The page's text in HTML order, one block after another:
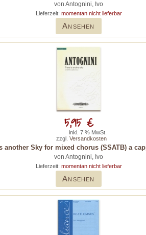
von Antognini, Ivo
Lieferzeit: momentan nicht lieferbar
Ansehen
another Sky for mixed chorus (SSATB) a
von Antognini, Ivo
Lieferzeit: momentan nicht lieferbar
Ansehen
5,95 €
inkl. 7 % MwSt.
zzgl. Versandkosten